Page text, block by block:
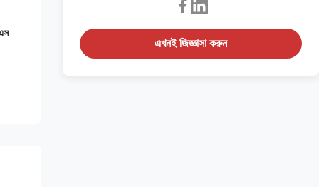
এখনই জিজ্ঞাসা করুন